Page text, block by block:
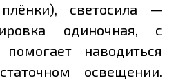
светосила —
одиночная, с
наводиться
освещении.